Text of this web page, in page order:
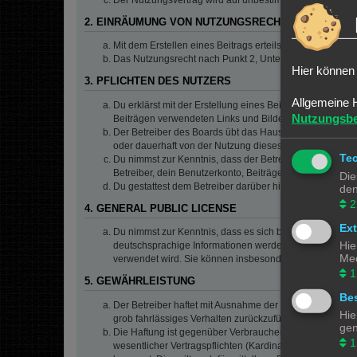
2. EINRÄUMUNG VON NUTZUNGSRECHTEN
Mit dem Erstellen eines Beitrags erteilst du dem
Das Nutzungsrecht nach Punkt 2, Unterpunkt a bleibt
3. PFLICHTEN DES NUTZERS
Du erklärst mit der Erstellung eines Beitrags, dass er
Beiträgen verwendeten Links und Bilder zu setzen bzw.
Der Betreiber des Boards übt das Hausrecht aus. Bei
oder dauerhaft von der Nutzung dieses Boards
Du nimmst zur Kenntnis, dass der Betreiber keine
Betreiber, dein Benutzerkonto, Beiträge und Funktionen
Du gestattest dem Betreiber darüber hinaus, deine
4. GENERAL PUBLIC LICENSE
Du nimmst zur Kenntnis, dass es sich bei phpBB um
deutschsprachige Informationen werden durch die
verwendet wird. Sie können insbesondere die
5. GEWÄHRLEISTUNG
Der Betreiber haftet mit Ausnahme der Verletzung von
grob fahrlässiges Verhalten zurückzuführen sind. Dies
Die Haftung ist gegenüber Verbrauchern außer bei
wesentlicher Vertragspflichten (Kardinalpflichten) auf
Hier
Allgemeine
2
1
1